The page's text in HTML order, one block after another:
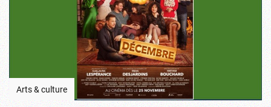
Arts & culture